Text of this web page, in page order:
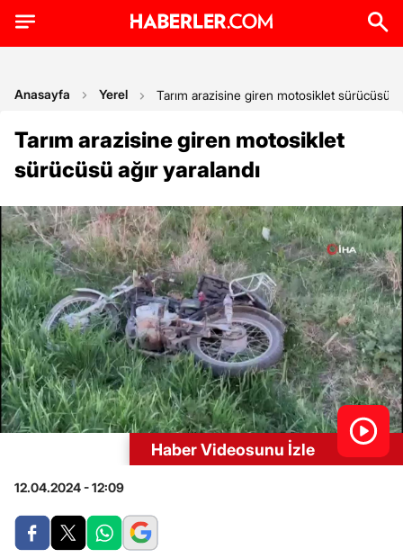
Anasayfa Yerel Tarım arazisine giren motosiklet sürücüsü
Tarım arazisine giren motosiklet
sürücüsü ağır yaralandı
Haber Videosunu İzle
12.04.2024 - 12:09